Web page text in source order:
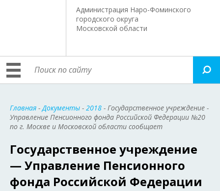
Администрация Наро-Фоминского
городского округа
Московской области
Главная -Документы - 2018 - Государственное учреждение -
Управление Пенсионного фонда Российской Федерации №20
по г. Москве и Московской области сообщает
Государственное учреждение
— Управление Пенсионного
фонда Российской Федерации